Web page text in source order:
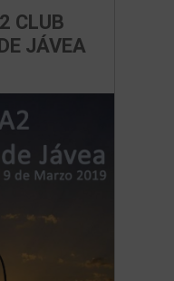
CLUB
JÁVEA